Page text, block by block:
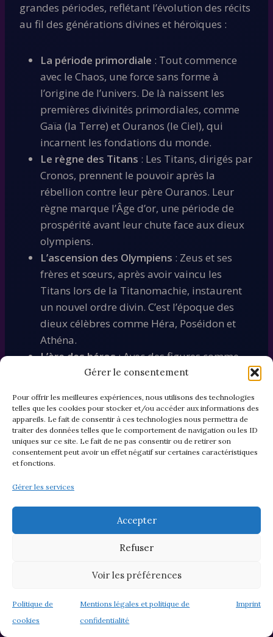
Gérer le consentement
Pour offrir les meilleures expériences, nous utilisons des technologies
telles que les cookies pour stocker et/ou accéder aux informations des
appareils. Le fait de consentir à ces technologies nous permettra de
traiter des données telles que le comportement de navigation ou les ID
uniques sur ce site. Le fait de ne pas consentir ou de retirer son
consentement peut avoir un effet négatif sur certaines caractéristiques
et fonctions.
Gérer les services
Accepter
Refuser
Voir les préférences
Politique de
cookies
Mentions légales et politique de
confidentialité
Imprint
grandes périodes, reflétant l’évolution des récits
au fil des générations divines et héroïques :
La période primordiale : Tout commence
avec le Chaos, une force sans forme à
l’origine de l’univers. De là naissent les
premières divinités primordiales, comme
Gaïa (la Terre) et Ouranos (le Ciel), qui
incarnent les fondations du monde.
Le règne des Titans : Les Titans, dirigés par
Cronos, prennent le pouvoir après la
rébellion contre leur père Ouranos. Leur
règne marque l’Âge d’or, une période de
prospérité avant leur chute face aux dieux
olympiens.
L’ascension des Olympiens : Zeus et ses
frères et sœurs, après avoir vaincu les
Titans lors de la Titanomachie, instaurent
un nouvel ordre divin. C’est l’époque des
dieux célèbres comme Héra, Poséidon et
Athéna.
L’ère des héros: Avec des figures comme
Héraclès, Persée, et Achille, la mythologie
exploits humains et interventions divines.
L’influence de la mythologie
grecque
La mythologie grecque a profondément marqué
la culture et continue d’inspirer à travers les
Littérature antique
(l’Illiade et l’Odyssée) et d’Hésiode
(Théogonie) ont transmis ces mythes aux